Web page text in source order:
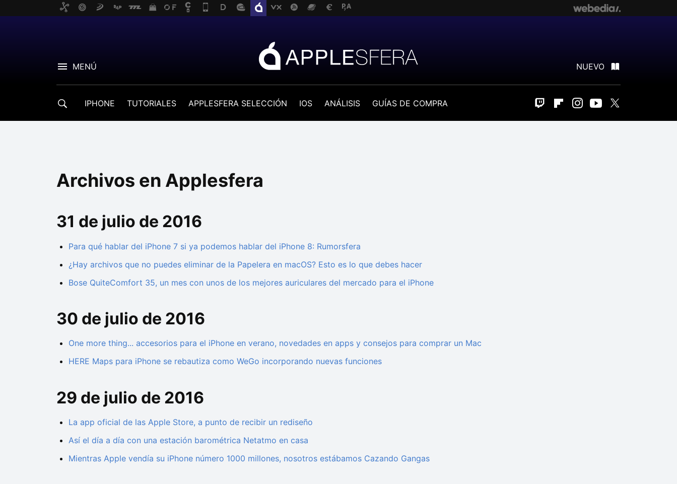
MENÚ NUEVO
IPHONE TUTORIALES APPLESFERA SELECCIÓN IOS ANÁLISIS GUÍAS DE COMPRA Twitch FlipboardInstagram
Youtube
Archivos en Applesfera
31 de julio de 2016
Para qué hablar del iPhone 7 si ya podemos hablar del iPhone 8: Rumorsfera
¿Hay archivos que no puedes eliminar de la Papelera en macOS? Esto es lo que debes hacer
Bose QuiteComfort 35, un mes con unos de los mejores auriculares del mercado para el iPhone
30 de julio de 2016
One more thing... accesorios para el iPhone en verano, novedades en apps y consejos para comprar un Mac
HERE Maps para iPhone se rebautiza como WeGo incorporando nuevas funciones
29 de julio de 2016
La app oficial de las Apple Store, a punto de recibir un rediseño
Así el día a día con una estación barométrica Netatmo en casa
Mientras Apple vendía su iPhone número 1000 millones, nosotros estábamos Cazando Gangas